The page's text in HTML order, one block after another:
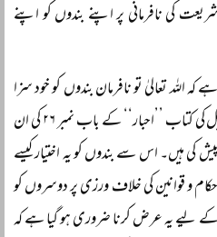
کی نافرمانی پر اپنے بندوں کو اپنے
اللہ تعالیٰ تو نافرمان بندوں کو خود سزا
دینے کی بات کر رہے ہیں جیسا کہ بائیبل کی کتاب ’’احبار‘‘ کے باب نمبر ۲۶ کی ان
ہیں۔ اس سے بندوں کو یہ اختیار کیسے
و قوانین کی خلاف ورزی پر دوسروں کو
لیے یہ عرض کرنا ضروری ہو گیا ہے کہ